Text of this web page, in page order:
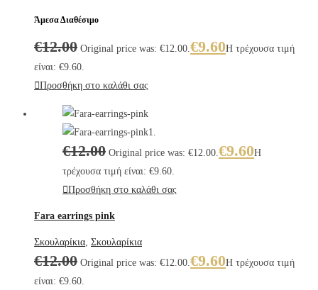
Άμεσα Διαθέσιμο
€12.00 Original price was: €12.00.€9.60Η τρέχουσα τιμή
είναι: €9.60.
Προσθήκη στο καλάθι σας
€12.00 Original price was: €12.00.€9.60Η
τρέχουσα τιμή είναι: €9.60.
Προσθήκη στο καλάθι σας
Fara earrings pink
Σκουλαρίκια, Σκουλαρίκια
€12.00 Original price was: €12.00.€9.60Η τρέχουσα τιμή
είναι: €9.60.